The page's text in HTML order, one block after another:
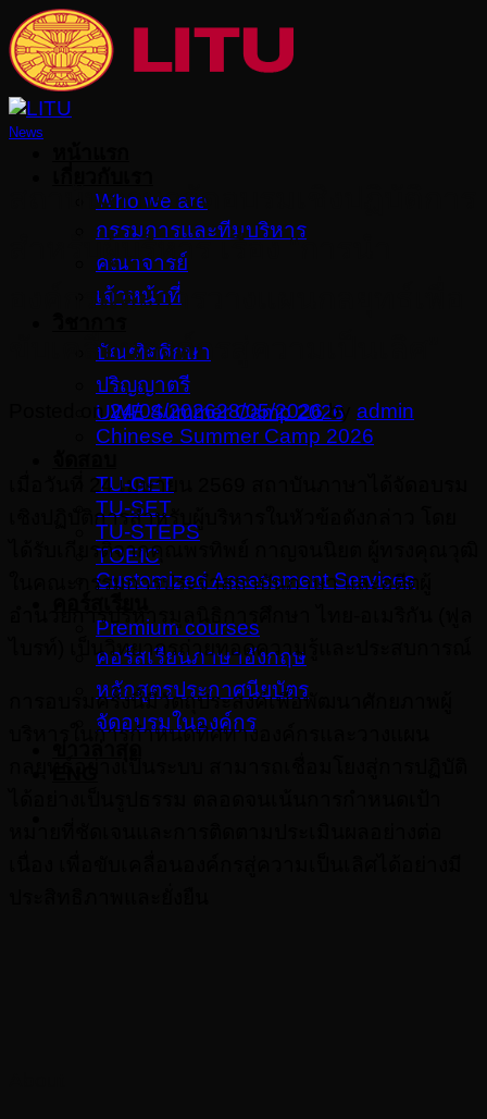
Skip
to
content
Who we are
กรรมการและทีมบริหาร
คณาจารย์
เจ้าหน้าที่
บัณฑิตศึกษา
ปริญญาตรี
UWE Summer Camp 2026
Chinese Summer Camp 2026
TU-GET
TU-SET
TU-STEPS
TOEIC
Customized Assessment Services
Premium courses
คอร์สเรียนภาษาอังกฤษ
หลักสูตรประกาศนียบัตร
จัดอบรมในองค์กร
News
สถาบันภาษาจัดอบรมเชิงปฏิบัติการ
สำหรับผู้บริหาร เรื่อง “การนำ
องค์กรและการวางแผนกลยุทธ์เพื่อ
ขับเคลื่อนองค์กรสู่ความเป็นเลิศ”
Posted on24/04/202628/05/2026 by admin
เมื่อวันที่ 24 เมษายน 2569 สถาบันภาษาได้จัดอบรม
เชิงปฏิบัติการสำหรับผู้บริหารในหัวข้อดังกล่าว โดย
ได้รับเกียรติจากคุณพรทิพย์ กาญจนนิยต ผู้ทรงคุณวุฒิ
ในคณะกรรมการประจำสถาบันภาษา และอดีตผู้
อำนวยการบริหารมูลนิธิการศึกษา ไทย-อเมริกัน (ฟูล
ไบรท์) เป็นวิทยากรถ่ายทอดความรู้และประสบการณ์
การอบรมครั้งนี้มีวัตถุประสงค์เพื่อพัฒนาศักยภาพผู้
บริหารในการกำหนดทิศทางองค์กรและวางแผน